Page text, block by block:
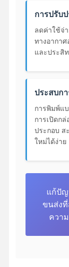
การปรับ
ลดค่าใช้จ่
ทางอากา
และประสิ
ประสบก
การพิมพ์แ
การเปิดก
ประกอบ ส
ใหม่ได้ง่าย
แก้ปัญ
ขนส่งที่
ควา